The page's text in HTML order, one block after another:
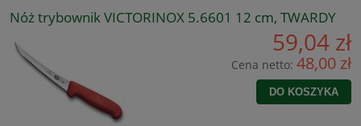
Nóż trybownik VICTORINOX 5.6601 12 cm, TWARDY
59,04 zł
Cena netto: 48,00 zł
DO KOSZYKA